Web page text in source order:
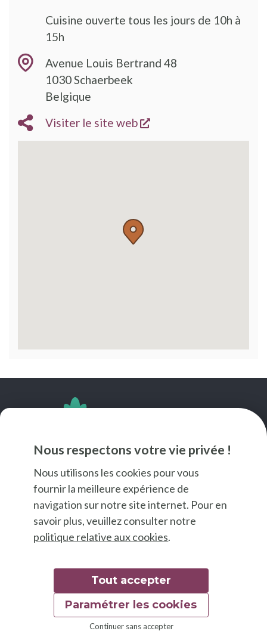
Nous respectons votre vie privée !
Nous utilisons les cookies pour vous
fournir la meilleure expérience de
navigation sur notre site internet. Pour en
savoir plus, veuillez consulter notre
politique relative aux cookies.
Tout accepter
Continuer sans accepter
Paramétrer les cookies
Cuisine ouverte tous les jours de 10h à
15h
Avenue Louis Bertrand 48
1030Schaerbeek
Belgique
Visiter le site web
s'ouvre dans une
© 2026 Good Food